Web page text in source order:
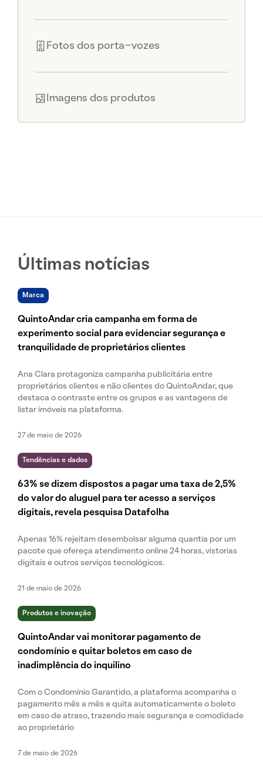
Fotos dos porta-vozes
Imagens dos produtos
Últimas notícias
Marca
QuintoAndar cria campanha em forma de
experimento social para evidenciar segurança e
tranquilidade de proprietários clientes
Ana Clara protagoniza campanha publicitária entre
proprietários clientes e não clientes do QuintoAndar, que
destaca o contraste entre os grupos e as vantagens de
listar imóveis na plataforma.
27 de maio de 2026
Tendências e dados
63% se dizem dispostos a pagar uma taxa de 2,5%
do valor do aluguel para ter acesso a serviços
digitais, revela pesquisa Datafolha
Apenas 16% rejeitam desembolsar alguma quantia por um
pacote que ofereça atendimento online 24 horas, vistorias
digitais e outros serviços tecnológicos.
21 de maio de 2026
Produtos e inovação
QuintoAndar vai monitorar pagamento de
condomínio e quitar boletos em caso de
inadimplência do inquilino
Com o Condomínio Garantido, a plataforma acompanha o
pagamento mês a mês e quita automaticamente o boleto
em caso de atraso, trazendo mais segurança e comodidade
ao proprietário
7 de maio de 2026